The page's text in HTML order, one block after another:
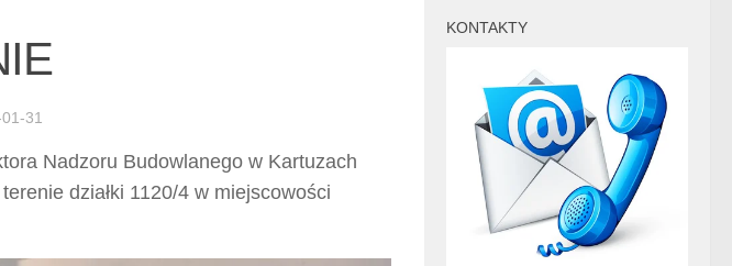
31
Nadzoru Budowlanego w Kartuzach
działki 1120/4 w miejscowości
KONTAKTY